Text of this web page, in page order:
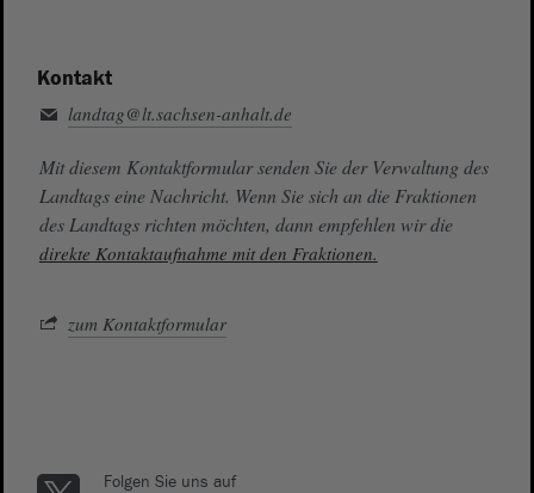
Kontakt
landtag@lt.sachsen-anhalt.de
Mit diesem Kontaktformular senden Sie der Verwaltung des
Landtags eine Nachricht. Wenn Sie sich an die Fraktionen
des Landtags richten möchten, dann empfehlen wir die
direkte Kontaktaufnahme mit den Fraktionen.
zum Kontaktformular
Folgen Sie uns auf